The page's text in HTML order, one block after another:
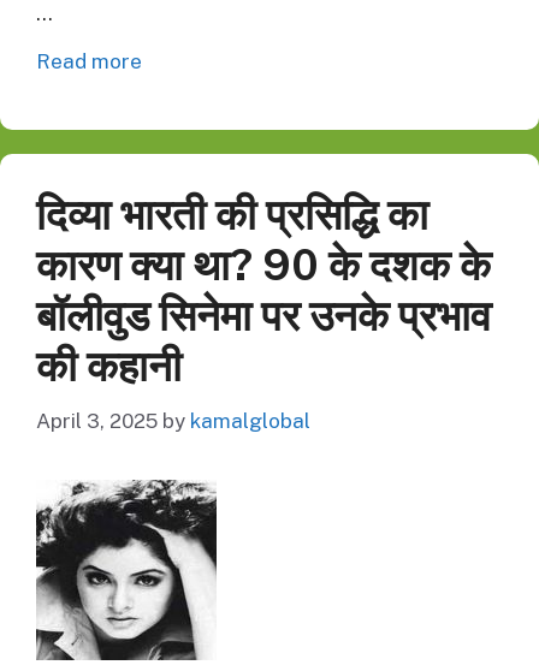
…
Read more
दिव्या भारती की प्रसिद्धि का
कारण क्या था? 90 के दशक के
बॉलीवुड सिनेमा पर उनके प्रभाव
की कहानी
April 3, 2025 by kamalglobal